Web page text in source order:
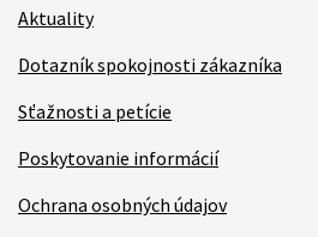
Aktuality
Dotazník spokojnosti zákazníka
Sťažnosti a petície
Poskytovanie informácií
Ochrana osobných údajov